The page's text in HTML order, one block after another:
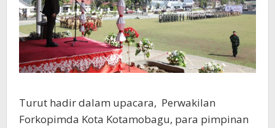
Turut hadir dalam upacara, Perwakilan
Forkopimda Kota Kotamobagu, para pimpinan